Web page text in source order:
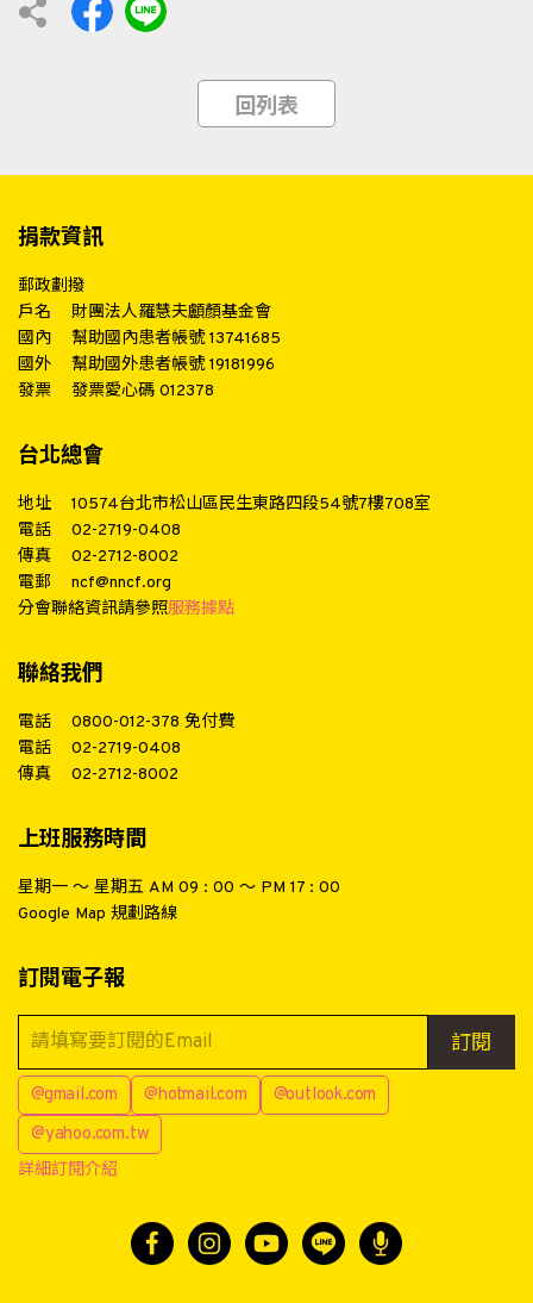
回列表
捐款資訊
郵政劃撥
戶名
財團法人羅慧夫顱顏基金會
國內
幫助國內患者帳號 13741685
國外
幫助國外患者帳號 19181996
發票
發票愛心碼 012378
台北總會
地址
10574台北市松山區民生東路四段54號7樓708室
電話
02-2719-0408
傳真
02-2712-8002
電郵
ncf@nncf.org
分會聯絡資訊請參照服務據點
聯絡我們
電話 0800-012-378 免付費
電話
02-2719-0408
傳真
02-2712-8002
上班服務時間
星期一 ～ 星期五 AM 09 : 00 ～ PM 17 : 00
Google Map 規劃路線
訂閱電子報
訂閱
@gmail.com @hotmail.com
@outlook.com
@yahoo.com.tw
詳細訂閱介紹